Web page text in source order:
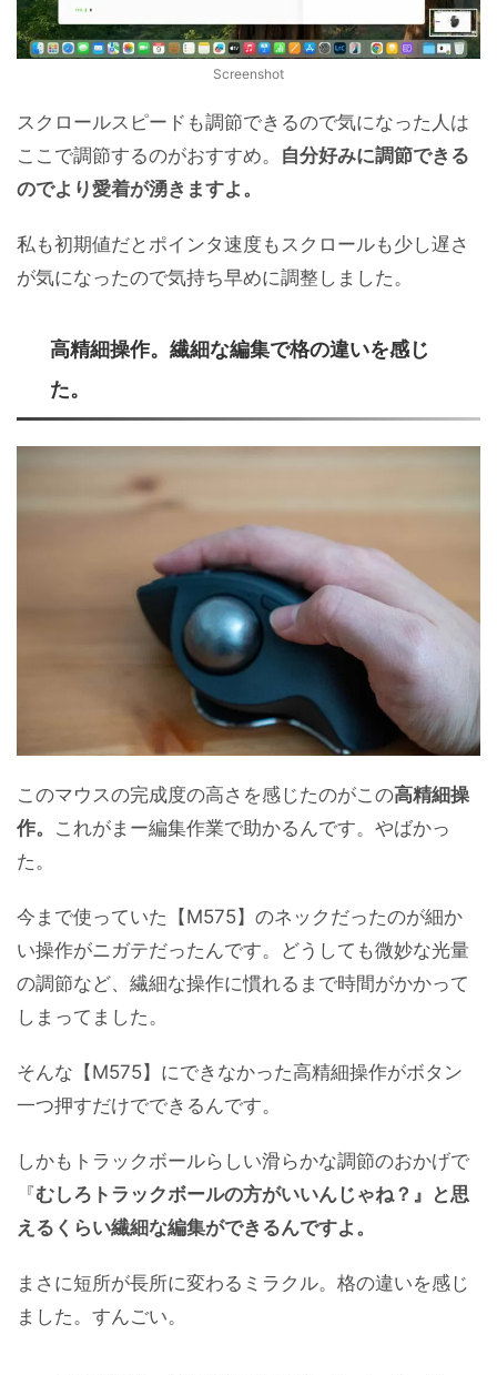
Screenshot
スクロールスピードも調節できるので気になった人は
ここで調節するのがおすすめ。 自分好みに調節できる
のでより愛着が湧きますよ。
私も初期値だとポインタ速度もスクロールも少し遅さ
が気になったので気持ち早めに調整しました。
高精細操作。繊細な編集で格の違いを感じ
た。
このマウスの完成度の高さを感じたのがこの高精細操
作。 これがまー編集作業で助かるんです。やばかっ
た。
今まで使っていた【M575】のネックだったのが細か
い操作がニガテだったんです。どうしても微妙な光量
の調節など、繊細な操作に慣れるまで時間がかかって
しまってました。
そんな【M575】にできなかった高精細操作がボタン
一つ押すだけでできるんです。
しかもトラックボールらしい滑らかな調節のおかげで
『むしろトラックボールの方がいいんじゃね？』と思
えるくらい繊細な編集ができるんですよ。
まさに短所が長所に変わるミラクル。格の違いを感じ
ました。すんごい。